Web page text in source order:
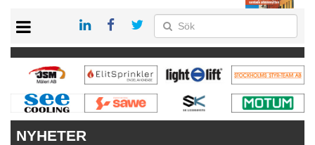
PRENUMERERA
VÅRA ANDRA MAGASIN
ANNONSERA
KONTAKT
NYHETER